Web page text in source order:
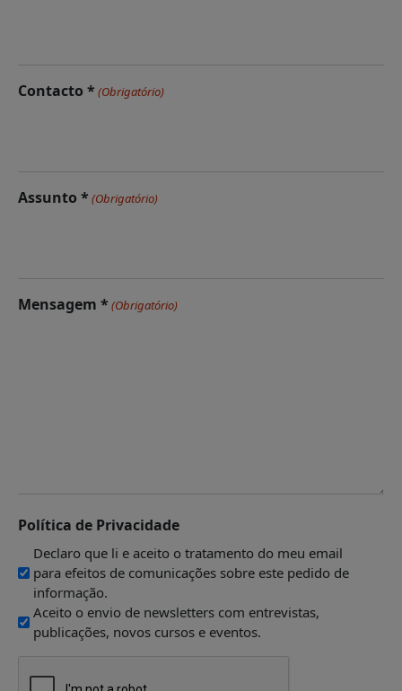
Contacto * (Obrigatório)
Assunto * (Obrigatório)
Mensagem * (Obrigatório)
Política de Privacidade
Declaro que li e aceito o tratamento do meu email
para efeitos de comunicações sobre este pedido de
informação.
Aceito o envio de newsletters com entrevistas,
publicações, novos cursos e eventos.